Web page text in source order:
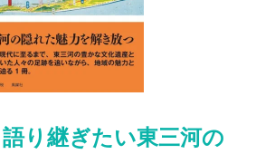
り継ぎたい東三河の